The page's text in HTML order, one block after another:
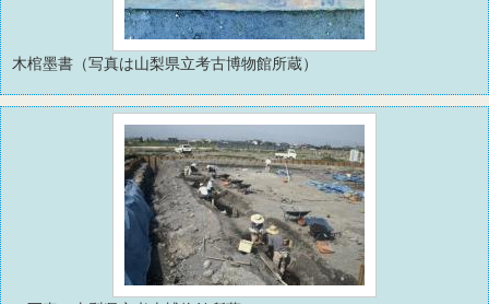
木棺墨書（写真は山梨県立考古博物館所蔵）